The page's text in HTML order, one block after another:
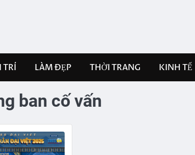
TRÍ LÀM ĐẸP THỜI TRANG KINH TẾ
ban cố vấn